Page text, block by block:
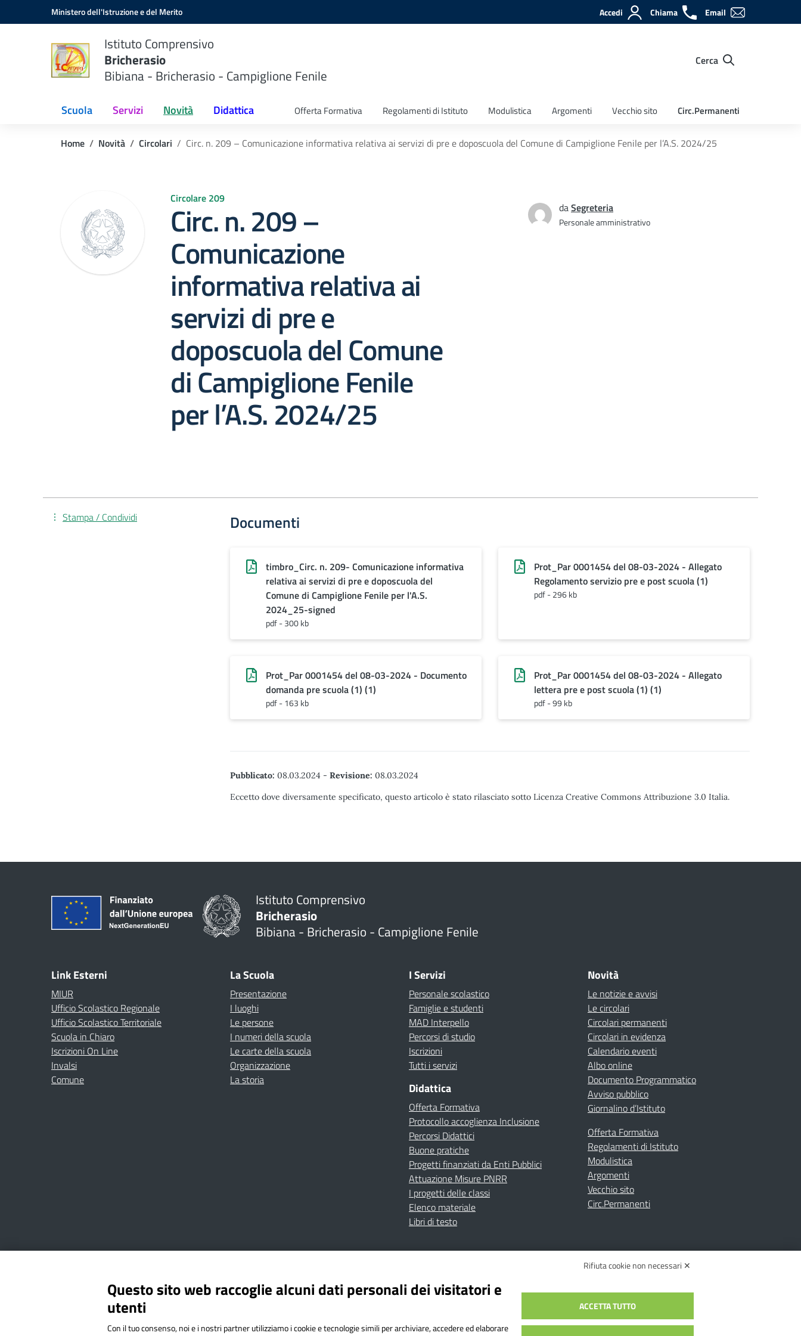
Vai ai contenuti
Vai al menu di navigazioneMinistero dell'Istruzione e del Merito Accedi Chiama Email
Istituto Comprensivo
Bricherasio
Bibiana - Bricherasio - Campiglione Fenile
Cerca
Scuola Servizi Novità Didattica Offerta Formativa Regolamenti di Istituto Modulistica Argomenti Vecchio sito Circ.Permanenti
Home Novità Circolari Circ. n. 209 – Comunicazione informativa relativa ai servizi di pre e doposcuola del Comune di Campiglione Fenile per l’A.S. 2024/25
Circolare 209
Circ. n. 209 –
Comunicazione
informativa relativa ai
servizi di pre e
doposcuola del Comune
di Campiglione Fenile
per l’A.S. 2024/25
daSegreteria
Personale amministrativo
Documenti
timbro_Circ. n. 209- Comunicazione informativa
relativa ai servizi di pre e doposcuola del
Comune di Campiglione Fenile per l'A.S.
2024_25-signed
pdf - 300 kb
Prot_Par 0001454 del 08-03-2024 - Allegato
Regolamento servizio pre e post scuola (1)
pdf - 296 kb
Prot_Par 0001454 del 08-03-2024 - Documento
domanda pre scuola (1) (1)
pdf - 163 kb
Prot_Par 0001454 del 08-03-2024 - Allegato
lettera pre e post scuola (1) (1)
pdf - 99 kb
Pubblicato: 08.03.2024 - Revisione: 08.03.2024
Eccetto dove diversamente specificato, questo articolo è stato rilasciato sotto Licenza Creative Commons Attribuzione 3.0 Italia.
Stampa / Condividi
Istituto Comprensivo
Bricherasio
Bibiana - Bricherasio - Campiglione Fenile
Link Esterni
MIUR
Ufficio Scolastico Regionale
Ufficio Scolastico Territoriale
Scuola in Chiaro
Iscrizioni On Line
Invalsi
Comune
La Scuola
Presentazione
I luoghi
Le persone
I numeri della scuola
Le carte della scuola
Organizzazione
La storia
I Servizi
Personale scolastico
Famiglie e studenti
MAD Interpello
Percorsi di studio
Iscrizioni
Tutti i servizi
Didattica
Offerta Formativa
Protocollo accoglienza Inclusione
Percorsi Didattici
Buone pratiche
Progetti finanziati da Enti Pubblici
Attuazione Misure PNRR
I progetti delle classi
Elenco materiale
Libri di testo
Novità
Le notizie e avvisi
Le circolari
Circolari permanenti
Circolari in evidenza
Calendario eventi
Albo online
Documento Programmatico
Avviso pubblico
Giornalino d’Istituto
Offerta Formativa
Regolamenti di Istituto
Modulistica
Argomenti
Vecchio sito
Circ.Permanenti
Amministrazione TrasparenteAlbo onlinePrivacy PolicyDichiarazione di accessibilitàContattiNote Legali
Via Cesare Bollea n. 3 - 10064 Bricherasio (TO) | P.E.O.: toic84200d@istruzione.it | P.E.C.: toic84200d@pec.istruzione.it
Rifiuta cookie non necessari ✕
Questo sito web raccoglie alcuni dati personali dei visitatori e
utenti
Con il tuo consenso, noi e i nostri partner utilizziamo i cookie e tecnologie simili per archiviare, accedere ed elaborare
ACCETTA TUTTO